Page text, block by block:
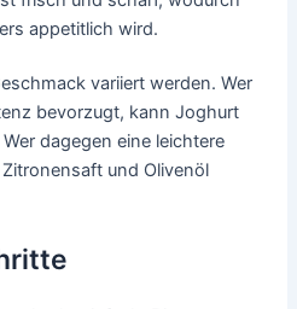
appetitlich wird.
variiert werden. Wer
bevorzugt, kann Joghurt
dagegen eine leichtere
und Olivenöl